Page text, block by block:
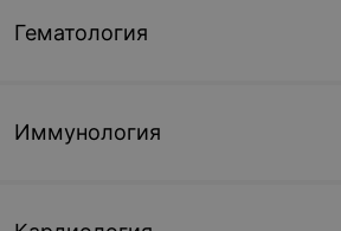
Гематология
Иммунология